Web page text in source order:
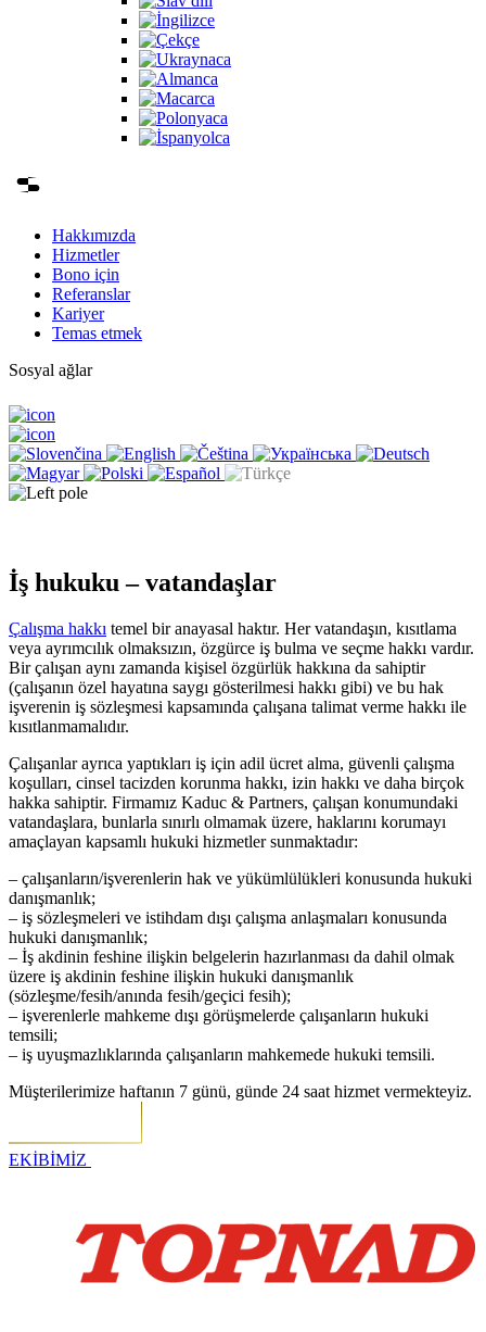
Hakkımızda
Hizmetler
Bono için
Referanslar
Kariyer
Temas etmek
Sosyal ağlar
İş hukuku – vatandaşlar
Çalışma hakkı temel bir anayasal haktır. Her vatandaşın, kısıtlama
veya ayrımcılık olmaksızın, özgürce iş bulma ve seçme hakkı vardır.
Bir çalışan aynı zamanda kişisel özgürlük hakkına da sahiptir
(çalışanın özel hayatına saygı gösterilmesi hakkı gibi) ve bu hak
işverenin iş sözleşmesi kapsamında çalışana talimat verme hakkı ile
kısıtlanmamalıdır.
Çalışanlar ayrıca yaptıkları iş için adil ücret alma, güvenli çalışma
koşulları, cinsel tacizden korunma hakkı, izin hakkı ve daha birçok
hakka sahiptir. Firmamız Kaduc & Partners, çalışan konumundaki
vatandaşlara, bunlarla sınırlı olmamak üzere, haklarını korumayı
amaçlayan kapsamlı hukuki hizmetler sunmaktadır:
– çalışanların/işverenlerin hak ve yükümlülükleri konusunda hukuki
danışmanlık;
– iş sözleşmeleri ve istihdam dışı çalışma anlaşmaları konusunda
hukuki danışmanlık;
– İş akdinin feshine ilişkin belgelerin hazırlanması da dahil olmak
üzere iş akdinin feshine ilişkin hukuki danışmanlık
(sözleşme/fesih/anında fesih/geçici fesih);
– işverenlerle mahkeme dışı görüşmelerde çalışanların hukuki
temsili;
– iş uyuşmazlıklarında çalışanların mahkemede hukuki temsili.
Müşterilerimize haftanın 7 günü, günde 24 saat hizmet vermekteyiz.
EKİBİMİZ